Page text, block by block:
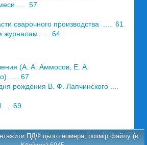
.... 57
сварочного производства .... 61
журналам .... 64
(А. А. Аммосов, Е. А.
.... 67
рождения В. Ф. Лапчинского ....
69
ПДФ цього номера, розмір файлу (в